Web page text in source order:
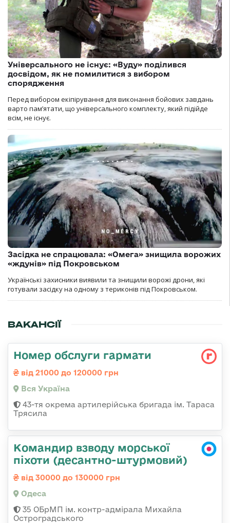
Універсального не існує: «Вуду» поділився
досвідом, як не помилитися з вибором
спорядження
Перед вибором екіпірування для виконання бойових завдань
варто пам’ятати, що універсального комплекту, який підійде
всім, не існує.
Засідка не спрацювала: «Омега» знищила ворожих
«ждунів» під Покровськом
Українські захисники виявили та знищили ворожі дрони, які
готували засідку на одному з териконів під Покровськом.
ВАКАНСІЇ
Номер обслуги гармати
від 21000 до 120000 грн
Вся Україна
43-тя окрема артилерійська бригада ім. Тараса
Трясила
Командир взводу морської
піхоти (десантно-штурмовий)
від 30000 до 130000 грн
Одеса
35 ОБрМП ім. контр-адмірала Михайла
Остроградського